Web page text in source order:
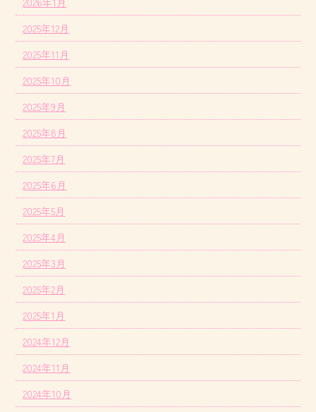
2025年12月
2025年11月
2025年10月
2025年9月
2025年8月
2025年7月
2025年6月
2025年5月
2025年4月
2025年3月
2025年2月
2025年1月
2024年12月
2024年11月
2024年10月